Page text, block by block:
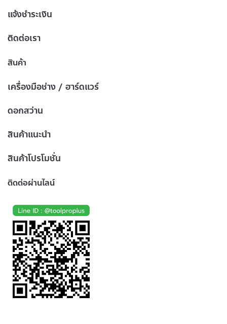
แจ้งชำระเงิน
ติดต่อเรา
สินค้า
เครื่องมือช่าง / ฮาร์ดแวร์
ดอกสว่าน
สินค้าแนะนำ
สินค้าโปรโมชั่น
ติดต่อผ่านไลน์